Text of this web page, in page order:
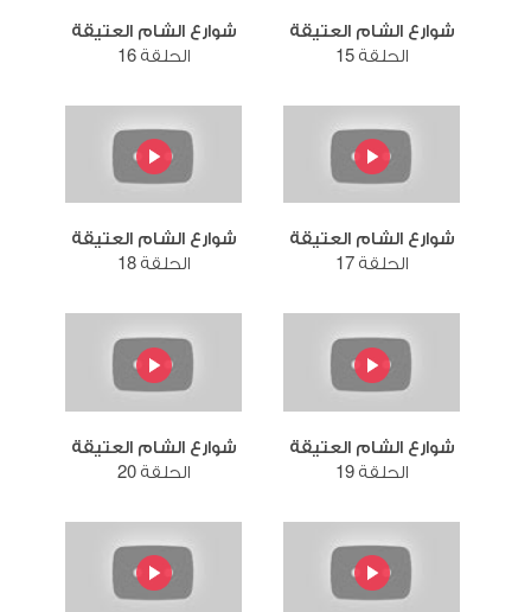
شوارع الشام العتيقة
الحلقة 15
شوارع الشام العتيقة
الحلقة 16
شوارع الشام العتيقة
الحلقة 17
شوارع الشام العتيقة
الحلقة 18
شوارع الشام العتيقة
الحلقة 19
شوارع الشام العتيقة
الحلقة 20